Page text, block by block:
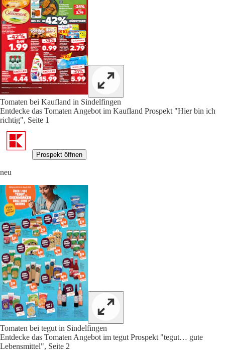
Tomaten bei Kaufland in Sindelfingen
Entdecke das Tomaten Angebot im Kaufland Prospekt "Hier bin ich
richtig", Seite 1
Prospekt öffnen
neu
Tomaten bei tegut in Sindelfingen
Entdecke das Tomaten Angebot im tegut Prospekt "tegut… gute
Lebensmittel", Seite 2